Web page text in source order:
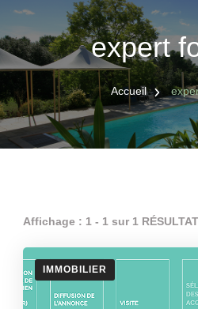
expert
Accueil
Affichage : 1 - 1 sur 1
IMMOBILIER